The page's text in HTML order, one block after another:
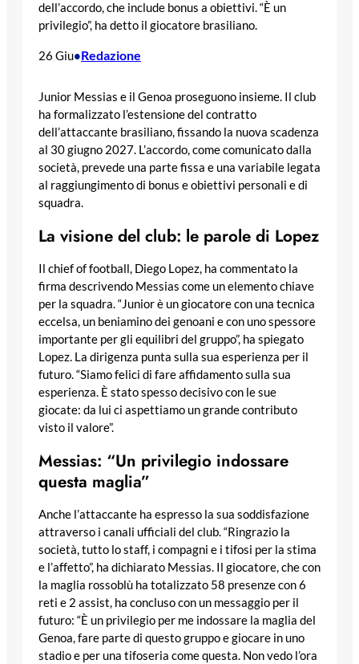
dell’accordo, che include bonus a obiettivi. “È un
privilegio”, ha detto il giocatore brasiliano.
26 Giu•Redazione
Junior Messias e il Genoa proseguono insieme. Il club
ha formalizzato l’estensione del contratto
dell’attaccante brasiliano, fissando la nuova scadenza
al 30 giugno 2027. L’accordo, come comunicato dalla
società, prevede una parte fissa e una variabile legata
al raggiungimento di bonus e obiettivi personali e di
squadra.
La visione del club: le parole di Lopez
Il chief of football, Diego Lopez, ha commentato la
firma descrivendo Messias come un elemento chiave
per la squadra. “Junior è un giocatore con una tecnica
eccelsa, un beniamino dei genoani e con uno spessore
importante per gli equilibri del gruppo”, ha spiegato
Lopez. La dirigenza punta sulla sua esperienza per il
futuro. “Siamo felici di fare affidamento sulla sua
esperienza. È stato spesso decisivo con le sue
giocate: da lui ci aspettiamo un grande contributo
visto il valore”.
Messias: “Un privilegio indossare
questa maglia”
Anche l’attaccante ha espresso la sua soddisfazione
attraverso i canali ufficiali del club. “Ringrazio la
società, tutto lo staff, i compagni e i tifosi per la stima
e l’affetto”, ha dichiarato Messias. Il giocatore, che con
la maglia rossoblù ha totalizzato 58 presenze con 6
reti e 2 assist, ha concluso con un messaggio per il
futuro: “È un privilegio per me indossare la maglia del
Genoa, fare parte di questo gruppo e giocare in uno
stadio e per una tifoseria come questa. Non vedo l’ora